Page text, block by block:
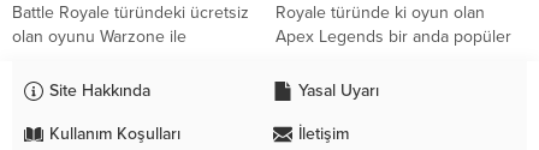
Battle Royale türündeki ücretsiz
olan oyunu Warzone ile
oyunun haritasını...
Royale türünde ki oyun olan
Apex Legends bir anda popüler
Site Hakkında
Yasal Uyarı
Kullanım Koşulları İletişim